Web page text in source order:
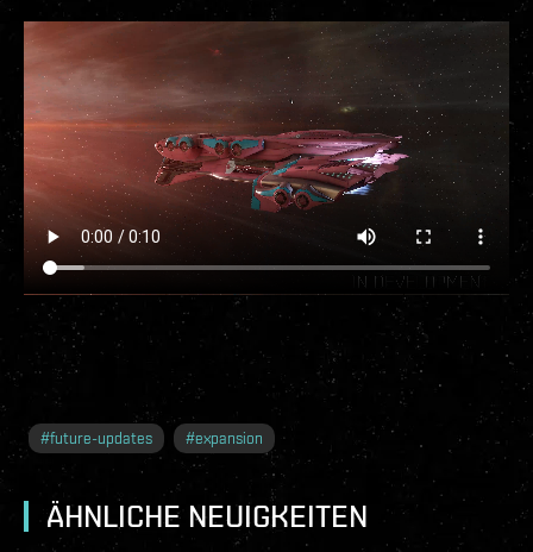
#future-updates #expansion
ÄHNLICHE NEUIGKEITEN